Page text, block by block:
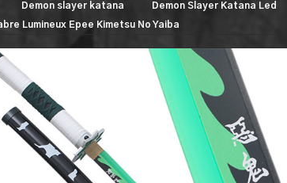
Demon slayer katana
Demon Slayer Katana Led
Lumineux Epee Kimetsu No Yaiba